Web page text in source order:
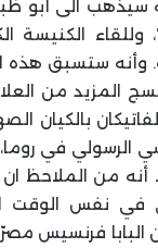
عنوان أنه سيذهب
وللقاء الكنيسة
المزيد من
بالكيان
الرسولي في
أنه من الملاحظ
في نفس الوقت
فرنسيس مصرّ